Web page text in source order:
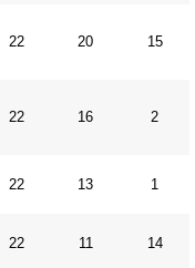
22 20 15
22 16 2
22 13 1
22 11 14